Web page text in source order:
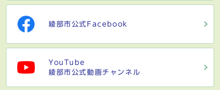
綾部市公式Facebook
YouTube
綾部市公式動画チャンネル